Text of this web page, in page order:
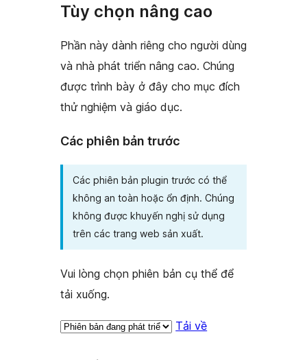
Tùy chọn nâng cao
Phần này dành riêng cho người dùng
và nhà phát triển nâng cao. Chúng
được trình bày ở đây cho mục đích
thử nghiệm và giáo dục.
Các phiên bản trước
Các phiên bản plugin trước có thể
không an toàn hoặc ổn định. Chúng
không được khuyến nghị sử dụng
trên các trang web sản xuất.
Vui lòng chọn phiên bản cụ thể để
tải xuống.
Tải về